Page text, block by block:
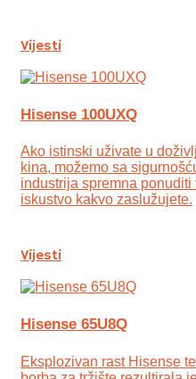
Vijesti
Hisense 100UXQ
Ako istinski uživate u
kina, možemo sa
industrija spremna ponuditi
iskustvo kakvo zaslužujete.
Vijesti
Hisense 65U8Q
Eksplozivan rast Hisense